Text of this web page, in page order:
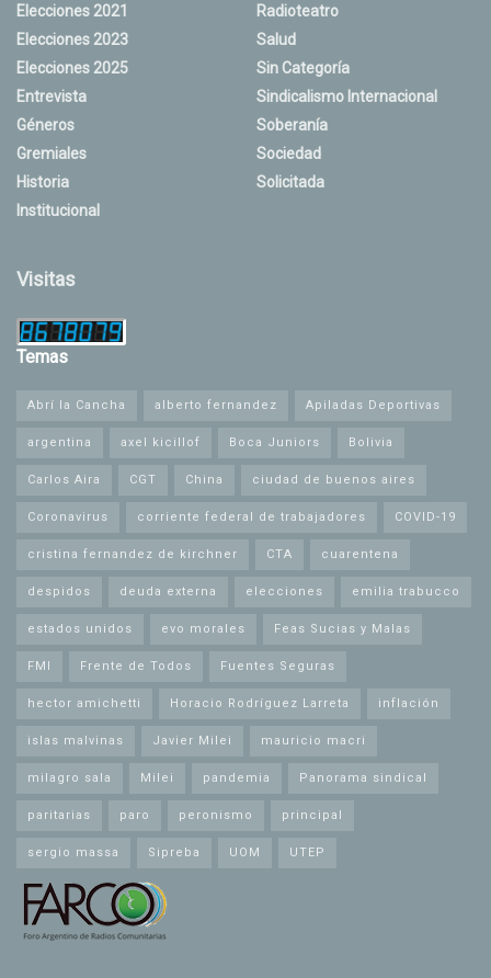
Elecciones 2021
Elecciones 2023
Elecciones 2025
Entrevista
Géneros
Gremiales
Historia
Institucional
Radioteatro
Salud
Sin Categoría
Sindicalismo Internacional
Soberanía
Sociedad
Solicitada
Visitas
Temas
Abrí la Cancha alberto fernandez Apiladas Deportivas
argentina axel kicillof Boca Juniors Bolivia
Carlos Aira CGT China ciudad de buenos aires
Coronavirus corriente federal de trabajadores COVID-19
cristina fernandez de kirchner CTA cuarentena
despidos deuda externa elecciones emilia trabucco
estados unidos evo morales Feas Sucias y Malas
FMI Frente de Todos Fuentes Seguras
hector amichetti Horacio Rodríguez Larreta inflación
islas malvinas Javier Milei mauricio macri
milagro sala Milei pandemia Panorama sindical
paritarias paro peronismo principal
sergio massa Sipreba UOM UTEP